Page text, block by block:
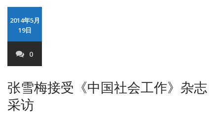
2014年5月
19日
0
张雪梅接受《中国社会工作》杂志
采访